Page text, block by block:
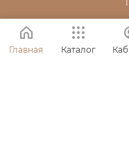
Главная Каталог